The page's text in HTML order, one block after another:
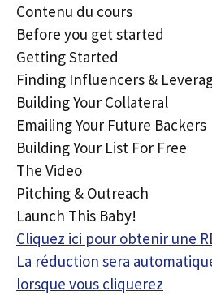
Contenu du cours
Before you get started
Getting Started
Finding Influencers &
Building Your Collateral
Emailing Your Future Backers
Building Your List For Free
The Video
Pitching & Outreach
Launch This Baby!
Cliquez ici pour obtenir une
La réduction sera
lorsque vous cliquerez